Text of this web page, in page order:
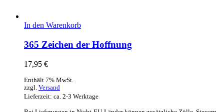
In den Warenkorb
365 Zeichen der Hoffnung
17,95 €
Enthält 7% MwSt.
zzgl. Versand
Lieferzeit: ca. 2-3 Werktage